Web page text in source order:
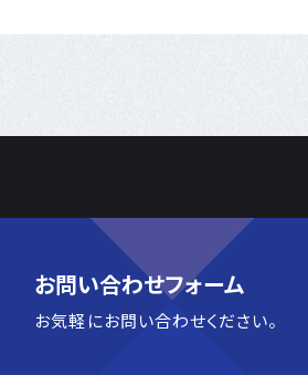
お問い合わせフォーム
お気軽にお問い合わせください。